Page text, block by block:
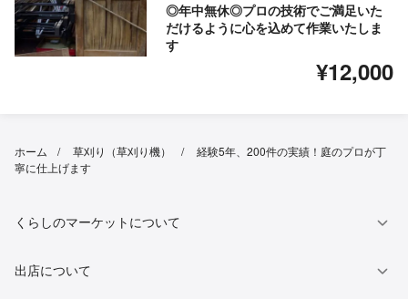
◎年中無休◎プロの技術でご満足いた
だけるように心を込めて作業いたしま
す
¥12,000
ホーム 草刈り（草刈り機）
経験5年、200件の実績！庭のプロが丁
寧に仕上げます
くらしのマーケットについて
出店について